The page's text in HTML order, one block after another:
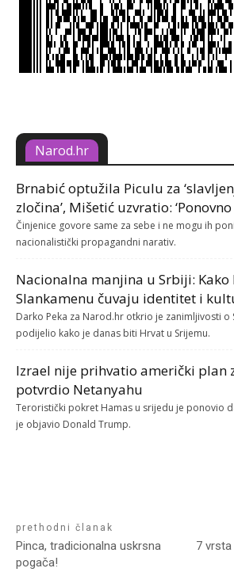
Narod.hr
Brnabić optužila Piculu za
zločina’, Mišetić uzvratio: ‘Ponovno
Činjenice govore same za sebe i ne mogu ih
nacionalistički propagandni narativ.
Nacionalna manjina u Srbiji: Kako
Slankamenu čuvaju identitet i
Darko Peka za Narod.hr otkrio je zanimljivosti o
podijelio kako je danas biti Hrvat u Srijemu.
Izrael nije prihvatio američki plan
potvrdio Netanyahu
Teroristički pokret Hamas u srijedu je ponovio
je objavio Donald Trump.
prethodni članak
Pinca, tradicionalna uskrsna
pogača!
7